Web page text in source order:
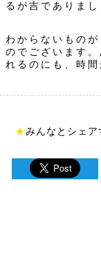
るが吉でありまし
わからないもの
のでございます
れるのにも、時間
★みんなとシェア